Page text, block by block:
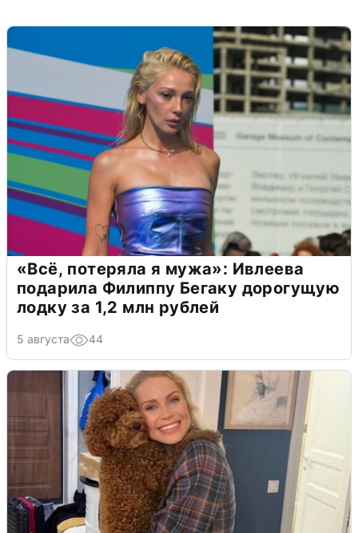
«Всё, потеряла я мужа»: Ивлеева
подарила Филиппу Бегаку дорогущую
лодку за 1,2 млн рублей
5 августа 44